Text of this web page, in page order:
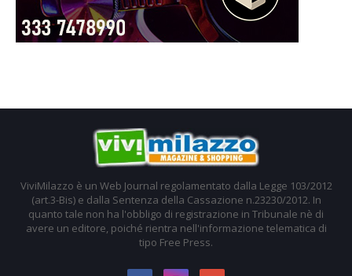
ViviMilazzo è un Web Journal regolamentato dalla Legge 103/2012
(art.3-Bis) e dalla Sentenza della Cassazione n.23230/2012. In
quanto tale non ha l'obbligo di registrazione in Tribunale nè di
avere un editore, poiché rientra nell'informazione telematica di
tipo Free Press.